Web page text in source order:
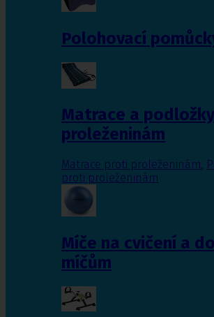
Polohovací
Matrace a
proleženinám
Matrace proti proleženinám,
proti proleženinám
Míče na cvičení a
míčům